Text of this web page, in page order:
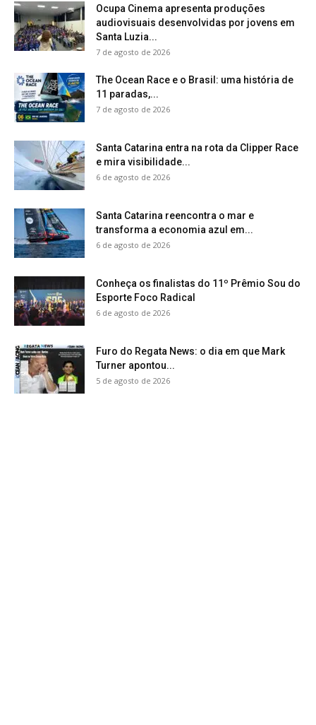
Ocupa Cinema apresenta produções
audiovisuais desenvolvidas por jovens em
Santa Luzia...
7 de agosto de 2026
The Ocean Race e o Brasil: uma história de
11 paradas,...
7 de agosto de 2026
Santa Catarina entra na rota da Clipper Race
e mira visibilidade...
6 de agosto de 2026
Santa Catarina reencontra o mar e
transforma a economia azul em...
6 de agosto de 2026
Conheça os finalistas do 11º Prêmio Sou do
Esporte Foco Radical
6 de agosto de 2026
Furo do Regata News: o dia em que Mark
Turner apontou...
5 de agosto de 2026